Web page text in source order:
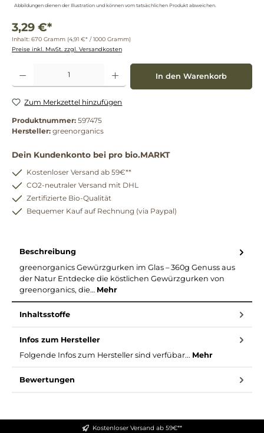
Abbildungen dienen der Illustration und können vom tatsächlichen Produkt abweichen.
3,29 €*
Inhalt: 670 Gramm (4,91 €* / 1000 Gramm)
Preise inkl. MwSt. zzgl. Versandkosten
Produkt Anzahl: Gib den gewünschten Wert ein oder benutze die Schaltflächen um
In den Warenkorb
Zum Merkzettel hinzufügen
Produktnummer: 597475
Hersteller: greenorganics
Dein Kundenkonto bei pro bio.MARKT
Kostenloser Versand ab 59€**
CO2-neutraler Versand mit DHL
Zertifizierte Bio-Qualität
Bequemer Kauf auf Rechnung (via Paypal)
Beschreibung
greenorganics Gewürzgurken im Glas – 360g Genuss aus
der Natur Entdecke die köstlichen Gewürzgurken von
greenorganics, die… Mehr
Inhaltsstoffe
Infos zum Hersteller
Folgende Infos zum Hersteller sind verfübar... Mehr
Bewertungen
Kostenloser Versand ab 59€**